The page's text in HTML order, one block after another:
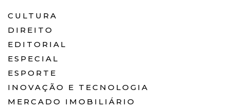
CULTURA
DIREITO
EDITORIAL
ESPECIAL
ESPORTE
INOVAÇÃO E TECNOLOGIA
MERCADO IMOBILIÁRIO